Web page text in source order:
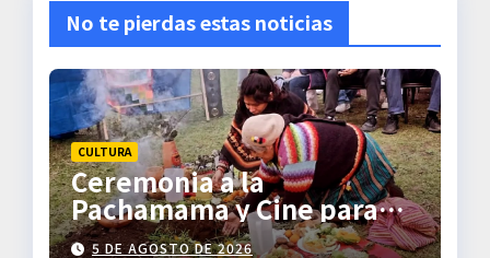
No te pierdas estas noticias
CULTURA
Ceremonia a la
Pachamama y Cine para
Descolonizar
5 DE AGOSTO DE 2026